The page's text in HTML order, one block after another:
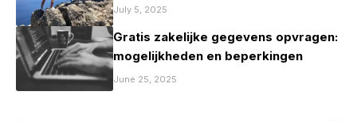
July 5, 2025
Gratis zakelijke gegevens opvragen:
mogelijkheden en beperkingen
June 25, 2025